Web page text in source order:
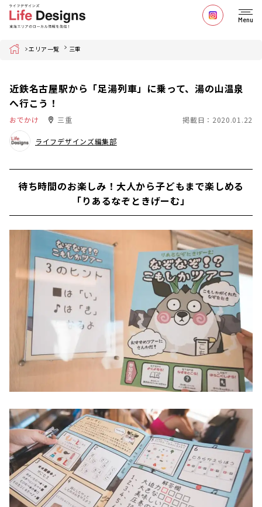
Menu
Home エリア一覧 三重
近鉄名古屋駅から「足湯列車」に乗って、湯の山温泉
へ行こう！
おでかけ 三重 掲載日：2020.01.22
ライフデザインズ編集部
待ち時間のお楽しみ！大人から子どもまで楽しめる
「りあるなぞときげーむ」